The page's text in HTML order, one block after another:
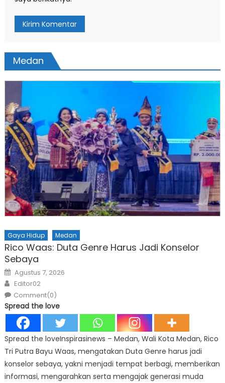
Medan
Gaya Hidup Medan
Rico Waas: Duta Genre Harus Jadi Konselor
Sebaya
Posted
on
Agustus 7, 2026
Author
Editor02
Comment(0)
Spread the love
Spread the loveInspirasinews – Medan, Wali Kota Medan, Rico
Tri Putra Bayu Waas, mengatakan Duta Genre harus jadi
konselor sebaya, yakni menjadi tempat berbagi, memberikan
informasi, mengarahkan serta mengajak generasi muda